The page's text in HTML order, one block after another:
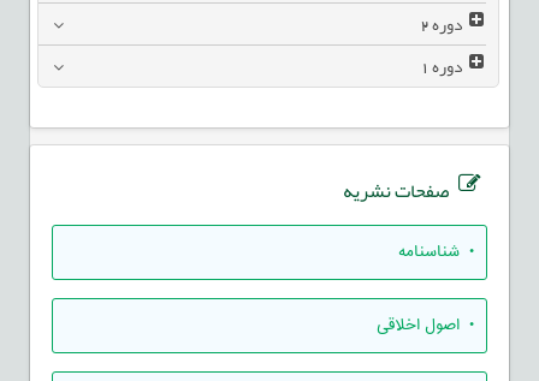
دوره2
دوره1
صفحات نشریه
• شناسنامه
• اصول اخلاقی